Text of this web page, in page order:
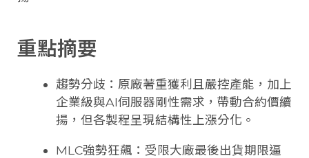
重點摘要
趨勢分歧：原廠著重獲利且嚴控產能，加上
企業級與AI伺服器剛性需求，帶動合約價續
揚，但各製程呈現結構性上漲分化。
MLC強勢狂飆：受限大廠最後出貨期限逼